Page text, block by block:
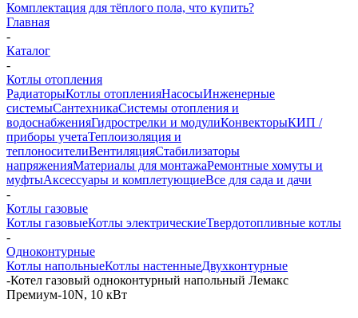
Комплектация для тёплого пола, что купить?
Главная
-
Каталог
-
Котлы отопления
РадиаторыКотлы отопленияНасосыИнженерные
системыСантехникаСистемы отопления и
водоснабженияГидрострелки и модулиКонвекторыКИП /
приборы учетаТеплоизоляция и
теплоносителиВентиляцияСтабилизаторы
напряженияМатериалы для монтажаРемонтные хомуты и
муфтыАксессуары и комплетующиеВсе для сада и дачи
-
Котлы газовые
Котлы газовыеКотлы электрическиеТвердотопливные котлы
-
Одноконтурные
Котлы напольныеКотлы настенныеДвухконтурные
-Котел газовый одноконтурный напольный Лемакс
Премиум-10N, 10 кВт